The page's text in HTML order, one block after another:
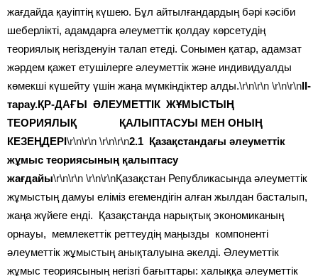
жағдайда қауіптің күшею. Бұл айтылғандардың бәрі кәсіби
шеберлікті, адамдарға әлеуметтік қолдау көрсетудің
теориялық негізденуін талап етеді. Сонымен қатар, адамзат
жәрдем қажет етушілерге әлеуметтік және индивидуалды
көмекші күшейту үшін жаңа мүмкіндіктер алды.\r\n\r\n \r\n\r\nII-
тарау.ҚР-ДАҒЫ ӘЛЕУМЕТТІК ЖҰМЫСТЫҢ
ТЕОРИЯЛЫҚ ҚАЛЫПТАСУЫ МЕН ОНЫҢ
КЕЗЕҢДЕРІ\r\n\r\n \r\n\r\n2.1 Қазақстандағы әлеуметтік
жұмыс теориясының қалыптасу
жағдайы\r\n\r\n \r\n\r\nҚазақстан Републикасында әлеуметтік
жұмыстың дамуы еліміз егемендігін алған жылдан басталып,
жаңа жүйеге енді. Қазақстанда нарықтық экономиканың
орнауы, мемлекеттік реттеудің маңызды компоненті
әлеуметтік жұмыстың анықталуына әкелді. Әлеуметтік
жұмыс теориясының негізгі бағыттары: халыққа әлеуметтік